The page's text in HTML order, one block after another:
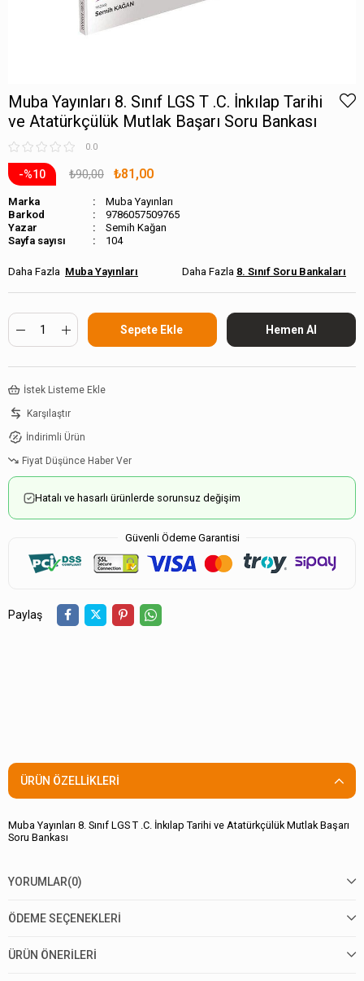
Muba Yayınları 8. Sınıf LGS T .C. İnkılap Tarihi
ve Atatürkçülük Mutlak Başarı Soru Bankası
0.0
10 ₺90,00 ₺81,00
Marka
Muba Yayınları
Barkod
9786057509765
Semih Kağan
Sayfa sayısı
104
Muba Yayınları 8. Sınıf Soru Bankaları
İstek Listeme Ekle
Karşılaştır
İndirimli Ürün
Fiyat Düşünce Haber Ver
Hatalı ve hasarlı ürünlerde sorunsuz değişim
Güvenli Ödeme Garantisi
Paylaş
ÜRÜN ÖZELLIKLERI
Muba Yayınları 8. Sınıf LGS T .C. İnkılap Tarihi ve Atatürkçülük Mutlak Başarı
Soru Bankası
YORUMLAR(0)
ÖDEME SEÇENEKLERI
ÜRÜN ÖNERILERI